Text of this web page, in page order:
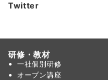
リ
Twitter
研修・教材
一社個別研修
オープン講座